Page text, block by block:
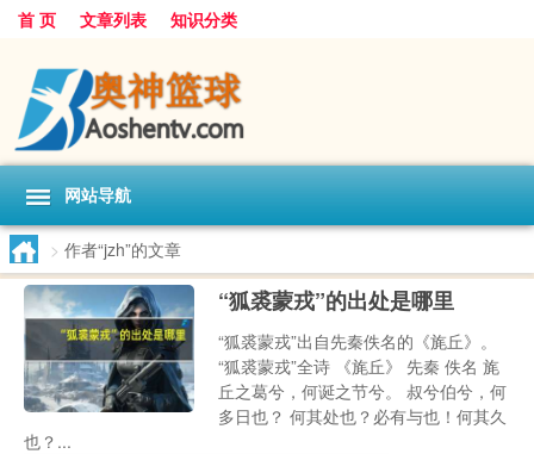
首 页 文章列表 知识分类
网站导航
> 作者“jzh”的文章
“狐裘蒙戎”的出处是哪里
“狐裘蒙戎”出自先秦佚名的《旄丘》。
“狐裘蒙戎”全诗 《旄丘》 先秦 佚名 旄
丘之葛兮，何诞之节兮。 叔兮伯兮，何
多日也？ 何其处也？必有与也！何其久
也？...